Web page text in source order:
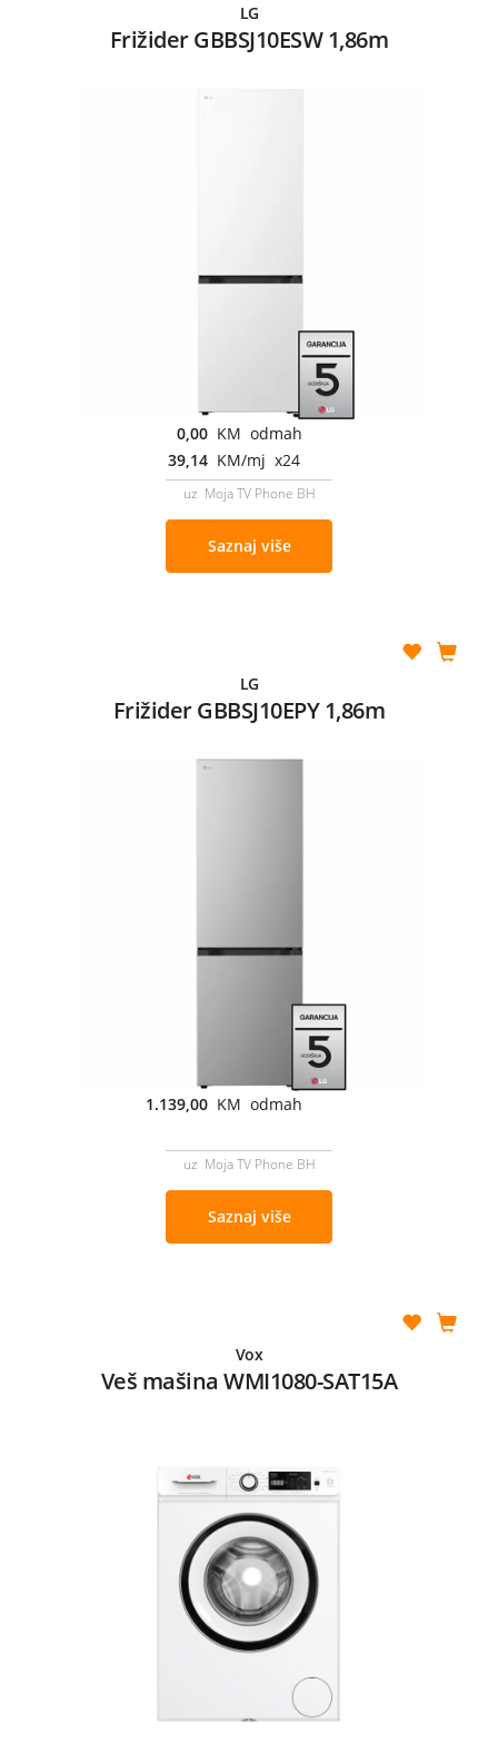
LG
Frižider GBBSJ10ESW 1,86m
0,00 KM odmah
39,14 KM/mj x24
uz Moja TV Phone BH
Saznaj više
LG
Frižider GBBSJ10EPY 1,86m
1.139,00 KM odmah
uz Moja TV Phone BH
Saznaj više
Vox
Veš mašina WMI1080-SAT15A